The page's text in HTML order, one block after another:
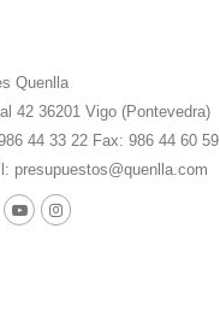
Quenlla
42 36201 Vigo (Pontevedra)
44 33 22 Fax: 986 44 60 59
presupuestos@quenlla.com